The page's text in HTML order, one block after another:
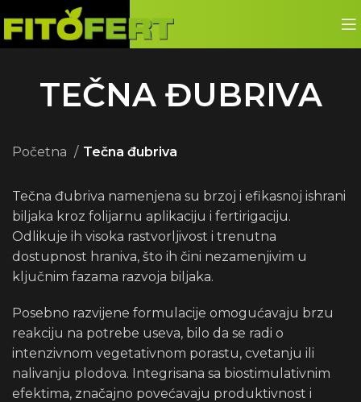
TEČNA ĐUBRIVA
Početna Tečna đubriva
Tečna đubriva namenjena su brzoj i efikasnoj ishrani
biljaka kroz folijarnu aplikaciju i fertirigaciju.
Odlikuje ih visoka rastvorljivost i trenutna
dostupnost hraniva, što ih čini nezamenjivim u
ključnim fazama razvoja biljaka.
Posebno razvijene formulacije omogućavaju brzu
reakciju na potrebe useva, bilo da se radi o
intenzivnom vegetativnom porastu, cvetanju ili
nalivanju plodova. Integrisana sa biostimulativnim
efektima, značajno povećavaju produktivnost i